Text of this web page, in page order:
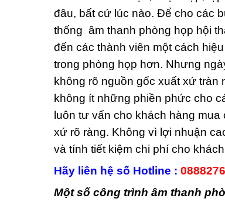
đâu, bất cứ lúc nào. Để cho các
thống âm thanh phòng họp hội
đến các thành viên một cách
trong phòng họp hơn. Nhưng
không rõ nguồn gốc xuất xứ
không ít những phiền phức cho
luôn tư vấn cho khách hàng
xứ rõ ràng. Không vì lợi nhuận
và tính tiết kiệm chi phí cho
Hãy liên hệ số Hotline :
Một số công trình âm thanh